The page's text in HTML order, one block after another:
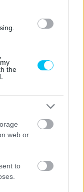
the
web or
to
Media
a sajtótájékoztató
mint Katarban a
mentálisan
állapotomat egy